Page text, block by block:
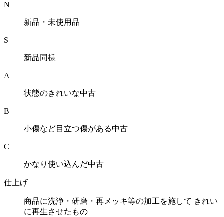
N
新品・未使用品
S
新品同様
A
状態のきれいな中古
B
小傷など目立つ傷がある中古
C
かなり使い込んだ中古
仕上げ
商品に洗浄・研磨・再メッキ等の加工を施して きれい
に再生させたもの